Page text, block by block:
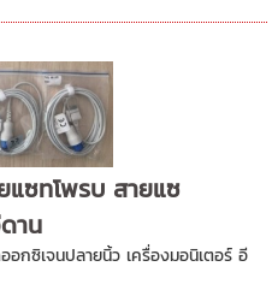
แซทโพรบ สายแซ
าน
กซิเจนปลายนิ้ว เครื่องมอนิเตอร์ อี